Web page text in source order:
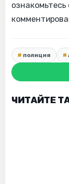
полиция
ЧИТАЙТЕ